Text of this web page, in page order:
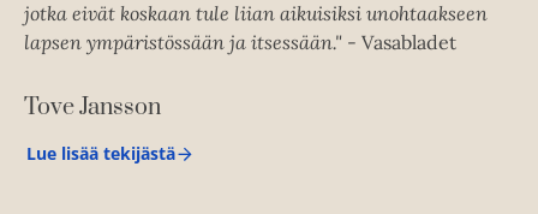
jotka eivät koskaan tule liian aikuisiksi unohtaakseen
lapsen ympäristössään ja itsessään." - Vasabladet
Tove Jansson
Lue lisää tekijästä
T